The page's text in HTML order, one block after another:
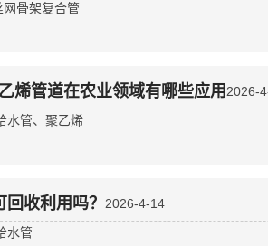
网骨架复合管
烯管道在农业领域有哪些应用 2026-
水管、聚乙烯
收利用吗？
2026-4-14
水管